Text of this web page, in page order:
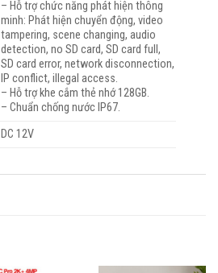
– Hỗ trợ chức năng phát hiện thông
minh: Phát hiện chuyển động, video
tampering, scene changing, audio
detection, no SD card, SD card full,
SD card error, network disconnection,
IP conflict, illegal access.
– Hỗ trợ khe cắm thẻ nhớ 128GB.
– Chuẩn chống nước IP67.
DC 12V